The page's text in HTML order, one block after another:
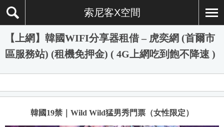
索尼客X空間
【上網】韓國WIFI分享器租借 – 虎奕網 (首爾市
區服務站) (租機免押金) ( 4G上網吃到飽不降速 )
韓國19禁｜Wild Wild猛男秀門票（女性限定）